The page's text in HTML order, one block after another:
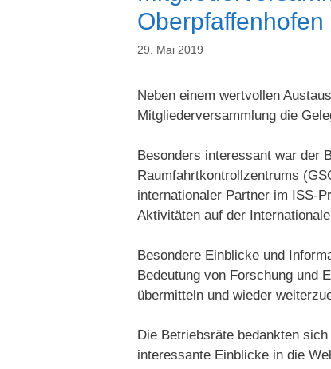
Oberpfaffenhofen
29. Mai 2019
Neben einem wertvollen
Mitgliederversammlung die
Besonders interessant war der
Raumfahrtkontrollzentrums
internationaler Partner im ISS-
Aktivitäten auf der
Besondere Einblicke und
Bedeutung von Forschung und
übermitteln und wieder
Die Betriebsräte bedankten
interessante Einblicke in die